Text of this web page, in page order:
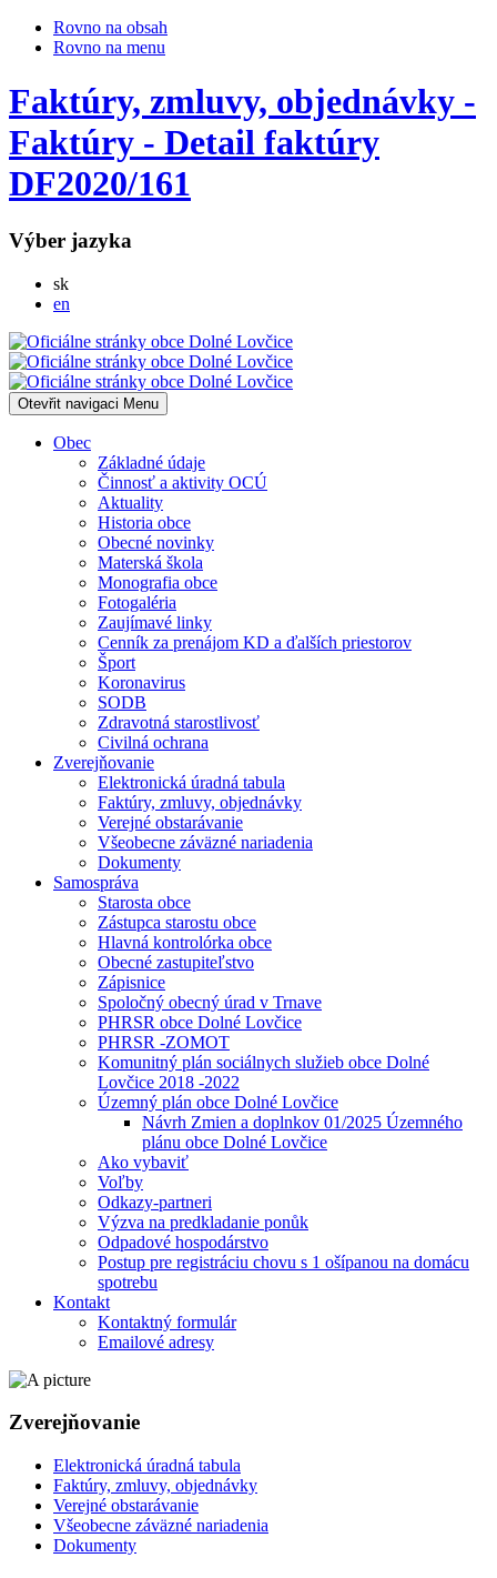
Rovno na obsah
Rovno na menu
Faktúry, zmluvy, objednávky -
Faktúry - Detail faktúry
DF2020/161
Výber jazyka
skSlovensky
en
Otevřit navigaci Menu
Obec
Základné údaje
Činnosť a aktivity OCÚ
Aktuality
Historia obce
Obecné novinky
Materská škola
Monografia obce
Fotogaléria
Zaujímavé linky
Cenník za prenájom KD a ďalších priestorov
Šport
Koronavirus
SODB
Zdravotná starostlivosť
Civilná ochrana
Zverejňovanie
Elektronická úradná tabula
Faktúry, zmluvy, objednávky
Verejné obstarávanie
Všeobecne záväzné nariadenia
Dokumenty
Samospráva
Starosta obce
Zástupca starostu obce
Hlavná kontrolórka obce
Obecné zastupiteľstvo
Zápisnice
Spoločný obecný úrad v Trnave
PHRSR obce Dolné Lovčice
PHRSR -ZOMOT
Komunitný plán sociálnych služieb obce Dolné
Lovčice 2018 -2022
Územný plán obce Dolné Lovčice
Návrh Zmien a doplnkov 01/2025 Územného
plánu obce Dolné Lovčice
Ako vybaviť
Voľby
Odkazy-partneri
Výzva na predkladanie ponůk
Odpadové hospodárstvo
Postup pre registráciu chovu s 1 ošípanou na domácu
spotrebu
Kontakt
Kontaktný formulár
Emailové adresy
Zverejňovanie
Elektronická úradná tabula
Faktúry, zmluvy, objednávky
Verejné obstarávanie
Všeobecne záväzné nariadenia
Dokumenty